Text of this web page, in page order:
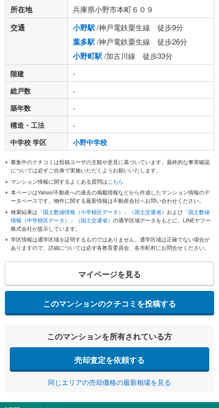
所在地 兵庫県小野市本町６０９
交通 小野駅/神戸電鉄粟生線 徒歩9分
葉多駅/神戸電鉄粟生線 徒歩26分
小野町駅/加古川線 徒歩33分
階建
-
総戸数
-
築年数
-
構造・工法
-
中学校 学区
小野中学校
募集中のクチコミは投稿ユーザの主観や意見に基づいています。最終的な事実確認
については必ずご自身で実施いただくようお願いいたします。
マンション情報に関するよくある質問はこちら
本ページはYahoo!不動産への過去の掲載情報などから作成したマンション情報のデ
ータベースです。物件に関する最新情報は不動産会社へお問い合わせください。
検索結果は 「国土数値情報（小学校区データ）」（国土交通省） および 「国土数値
情報（中学校区データ）」（国土交通省） の通学区域データをもとに、LINEヤフー
株式会社が提示しています。
学区情報は通学区域を証明するものではありません。通学区域は正確でない場合が
ありますので、詳細については必ず各教育委員会、各市町村にお問合せください。
マイページを見る
このマンションのクチコミを投稿する
このマンションを所有されている方
売却査定を依頼する
同じエリアの売却価格の最新相場を見る